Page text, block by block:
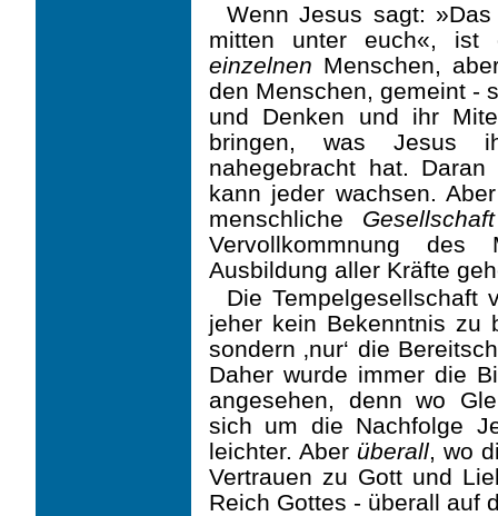
Wenn Jesus sagt:
mitten unter euch«,
einzelnen Menschen,
den Men­schen, gemeint -
und Denken und ihr
bringen, was Jesus
nahegebracht hat.
kann jeder wachsen.
mensch­liche Gesellschaft
Vervollkommnung
Ausbildung aller Kräfte
Die Tempelgesellschaft
jeher kein Bekenntnis zu
sondern ‚nur‘ die
Daher wurde immer die
angesehen, denn wo
sich um die Nachfolge
leichter. Aber überall, wo
Vertrauen zu Gott und
Reich Gottes - überall auf